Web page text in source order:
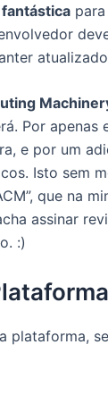
fantástica
atualizado
Por apenas
e por um
Isto sem
que na
assinar
:)
plataforma,